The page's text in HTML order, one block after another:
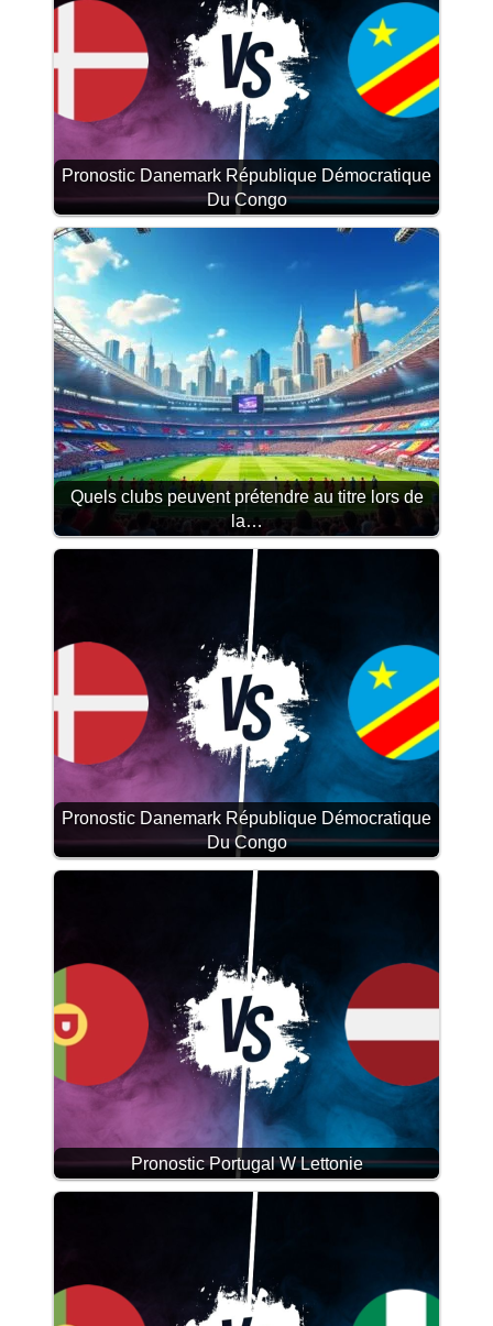
Pronostic Danemark République Démocratique
Du Congo
Quels clubs peuvent prétendre au titre lors de
la…
Pronostic Danemark République Démocratique
Du Congo
Pronostic Portugal W Lettonie